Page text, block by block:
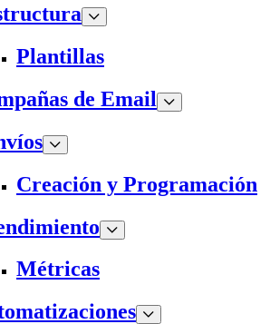
Plantillas
de Email
Creación y Programación
Métricas